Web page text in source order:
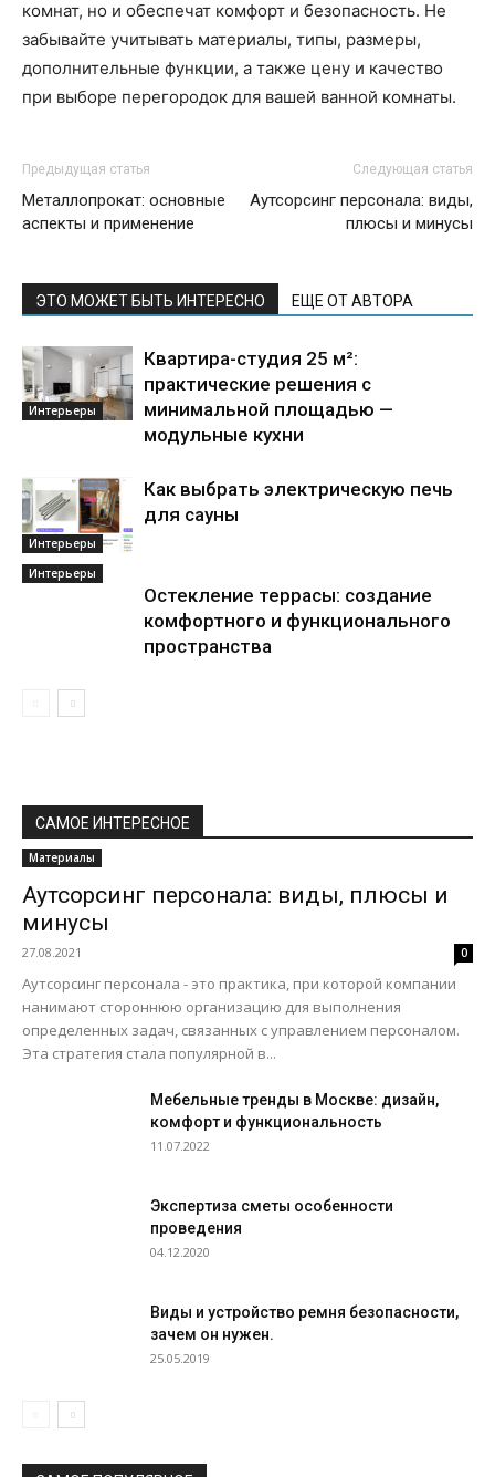
комнат, но и обеспечат комфорт и безопасность. Не
забывайте учитывать материалы, типы, размеры,
дополнительные функции, а также цену и качество
при выборе перегородок для вашей ванной комнаты.
Предыдущая статья
Металлопрокат: основные
аспекты и применение
Следующая статья
Аутсорсинг персонала: виды,
плюсы и минусы
ЭТО МОЖЕТ БЫТЬ ИНТЕРЕСНО ЕЩЕ ОТ АВТОРА
Интерьеры
Квартира-студия 25 м²:
практические решения с
минимальной площадью —
модульные кухни
Интерьеры
Как выбрать электрическую печь
для сауны
Интерьеры
Остекление террасы: создание
комфортного и функционального
пространства
САМОЕ ИНТЕРЕСНОЕ
Материалы
Аутсорсинг персонала: виды, плюсы и
минусы
27.08.2021 0
Аутсорсинг персонала - это практика, при которой компании
нанимают стороннюю организацию для выполнения
определенных задач, связанных с управлением персоналом.
Эта стратегия стала популярной в...
Мебельные тренды в Москве: дизайн,
комфорт и функциональность
11.07.2022
Экспертиза сметы особенности
проведения
04.12.2020
Виды и устройство ремня безопасности,
зачем он нужен.
25.05.2019